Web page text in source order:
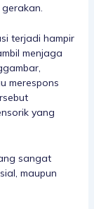
terjadi hampir
menjaga
merespons
yang
sangat
maupun